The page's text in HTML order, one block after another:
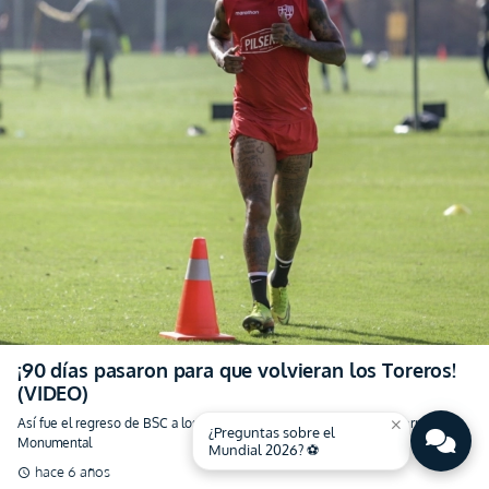
¡90 días pasaron para que volvieran los Toreros!
Así fue el regreso de BSC a los entrenamientos en las canchas alternas del
Monumental
schedule hace 6 años
close
¿Preguntas sobre el
Mundial 2026? ⚽